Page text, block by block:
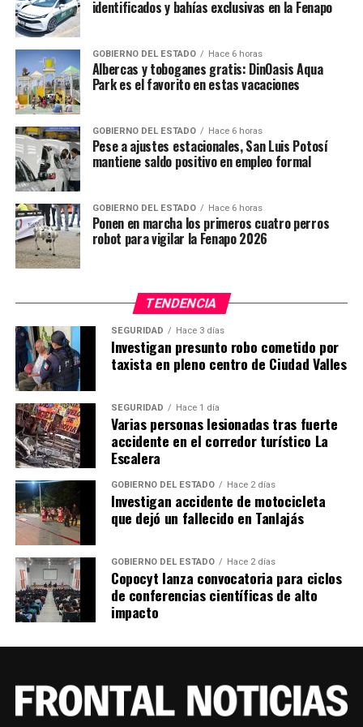
NO TE PIERDAS
¡A la Final! Pumas vence a Pachuca y buscará el título
ante Cruz Azul
identificados y bahías exclusivas en la Fenapo
GOBIERNO DEL ESTADO Hace 6 horas
Albercas y toboganes gratis: DinOasis Aqua
Park es el favorito en estas vacaciones
GOBIERNO DEL ESTADO Hace 6 horas
Pese a ajustes estacionales, San Luis Potosí
mantiene saldo positivo en empleo formal
GOBIERNO DEL ESTADO Hace 6 horas
Ponen en marcha los primeros cuatro perros
robot para vigilar la Fenapo 2026
TENDENCIA
SEGURIDAD Hace 3 días
Investigan presunto robo cometido por
taxista en pleno centro de Ciudad Valles
SEGURIDAD Hace 1 día
Varias personas lesionadas tras fuerte
accidente en el corredor turístico La
Escalera
GOBIERNO DEL ESTADO Hace 2 días
Investigan accidente de motocicleta
que dejó un fallecido en Tanlajás
GOBIERNO DEL ESTADO Hace 2 días
Copocyt lanza convocatoria para ciclos
de conferencias científicas de alto
impacto